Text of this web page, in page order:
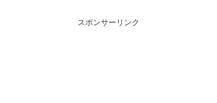
スポンサーリンク